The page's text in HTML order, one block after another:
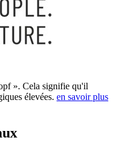
». Cela signifie qu'il
élevées. en savoir plus